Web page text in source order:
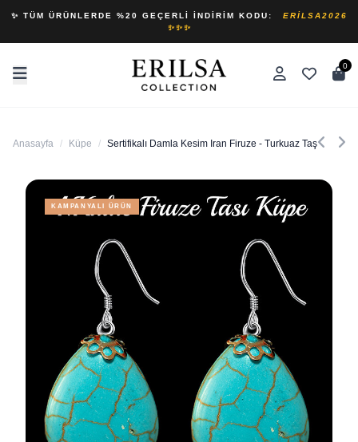
✨ TÜM ÜRÜNLERDE %20 GEÇERLI İNDIRIM KODU:
ERILSA2026
✨✨✨
0
Anasayfa / Küpe / Sertifikalı Damla Kesim Iran Firuze - Turkuaz Taşı Doğal
KAMPANYALI ÜRÜN